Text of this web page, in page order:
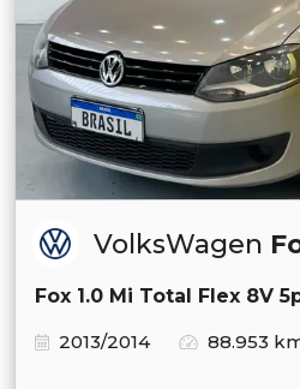
VolksWagen
Fox 1.0 Mi Total Flex 8V
2013/2014
88.953